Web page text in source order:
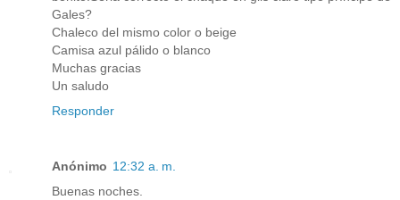
Gales?
Chaleco del mismo color o beige
Camisa azul pálido o blanco
Muchas gracias
Un saludo
Responder
Anónimo 12:32 a. m.
Buenas noches.